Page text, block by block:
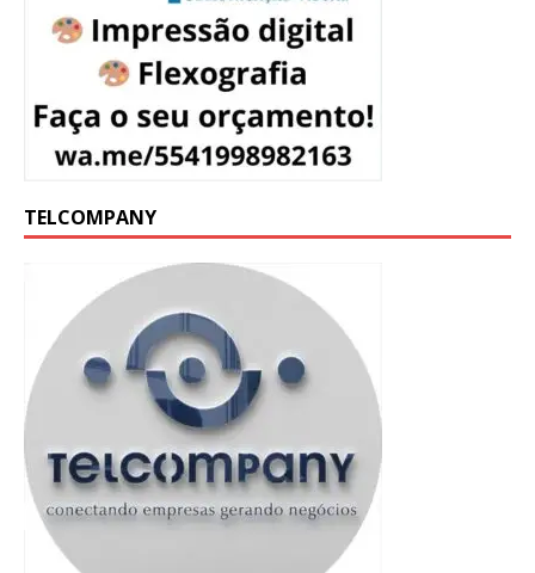
TELCOMPANY